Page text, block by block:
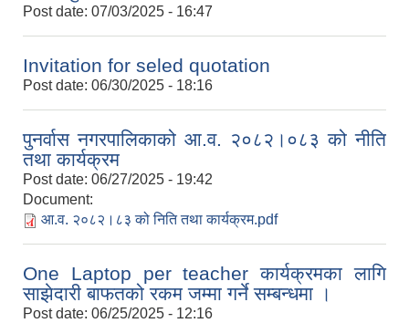
Post date: 07/03/2025 - 16:47
Invitation for seled quotation
Post date: 06/30/2025 - 18:16
पुनर्वास नगरपालिकाको आ.व. २०८२।०८३ को नीति
तथा कार्यक्रम
Post date: 06/27/2025 - 19:42
Document:
आ.व. २०८२।८३ को निति तथा कार्यक्रम.pdf
One Laptop per teacher कार्यक्रमका लागि
साझेदारी बाफतको रकम जम्मा गर्ने सम्बन्धमा ।
Post date: 06/25/2025 - 12:16